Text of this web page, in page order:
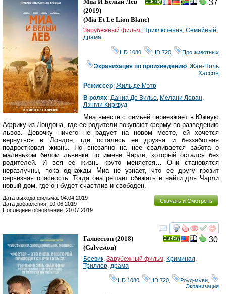
37
(2019)
(Mia Et Le Lion Blanc)
Зарубежный фильм, Приключения, Семейный,
драма
HD 1080 HD 720 Про животных
Экранизация по произведению:Жан-Поль
Хассон
Режиссер: Жиль де Мэтр
В ролях: Даниа Де Вилье, Мелани Лоран,
Лэнгли Кирквуд
Миа вместе с семьей переезжает в Южную
Африку из Лондона, где ее родители покупают ферму по разведению
львов. Девочку ничего не радует на новом месте, ей хочется
вернуться в Лондон, где остались ее друзья и беззаботная
подростковая жизнь. Но внезапно на нее сваливается забота о
маленьком белом львенке по имени Чарли, который остался без
родителей. И вся ее жизнь круто меняется… Они становятся
неразлучны, пока однажды Миа не узнает, что ее другу грозит
серьезная опасность. Тогда она решает сбежать и найти для Чарли
новый дом, где он будет счастлив и свободен.
Скачать и Смотреть
Дата выхода фильма: 04.04.2019
Дата добавления: 10.06.2019
Последнее обновление: 20.07.2019
смотреть
30
Галвестон (2018)
(Galveston)
Боевик, Зарубежный фильм, Криминал,
Триллер, драма
HD 1080 HD 720 Роуд-муви
Экранизация